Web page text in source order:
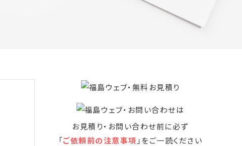
お見積り・お問い合わせ前に必ず
「ご依頼前の注意事項 」をご一読ください